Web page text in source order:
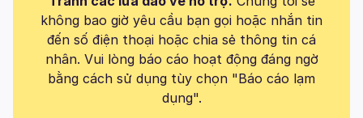
không bao giờ yêu cầu bạn gọi hoặc nhắn tin
đến số điện thoại hoặc chia sẻ thông tin cá
nhân. Vui lòng báo cáo hoạt động đáng ngờ
bằng cách sử dụng tùy chọn "Báo cáo lạm
dụng".